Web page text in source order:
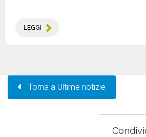
LEGGI
Torna a Ultime notizie